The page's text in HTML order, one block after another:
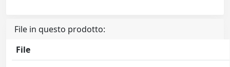
File in questo prodotto:
File